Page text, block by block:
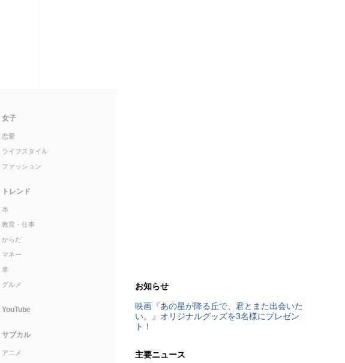
お知らせ
映画『あの星が降る丘で、君とまた出会いた
い。』オリジナルグッズを3名様にプレゼン
ト！
主要ニュース
女子
恋愛
ライフスタイル
ファッション
トレンド
本
教育・仕事
からだ
マネー
車
グルメ
YouTube
サブカル
アニメ